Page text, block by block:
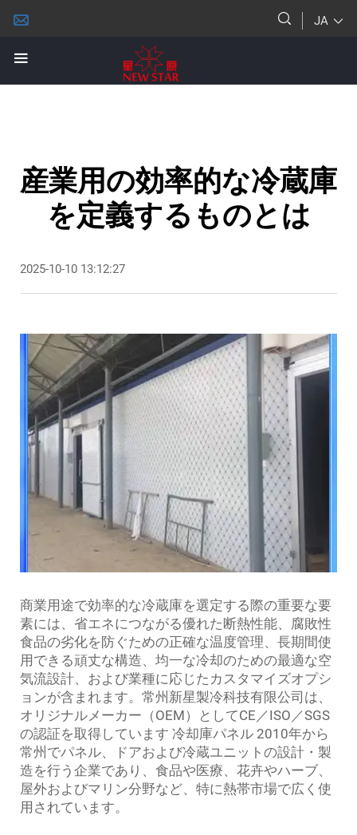
JA
産業用の効率的な冷蔵庫
を定義するものとは
2025-10-10 13:12:27
商業用途で効率的な冷蔵庫を選定する際の重要な要
素には、省エネにつながる優れた断熱性能、腐敗性
食品の劣化を防ぐための正確な温度管理、長期間使
用できる頑丈な構造、均一な冷却のための最適な空
気流設計、および業種に応じたカスタマイズオプシ
ョンが含まれます。常州新星製冷科技有限公司は、
オリジナルメーカー（OEM）としてCE／ISO／SGS
の認証を取得しています 冷却庫パネル 2010年から
常州でパネル、ドアおよび冷蔵ユニットの設計・製
造を行う企業であり、食品や医療、花卉やハーブ、
屋外およびマリン分野など、特に熱帯市場で広く使
用されています。